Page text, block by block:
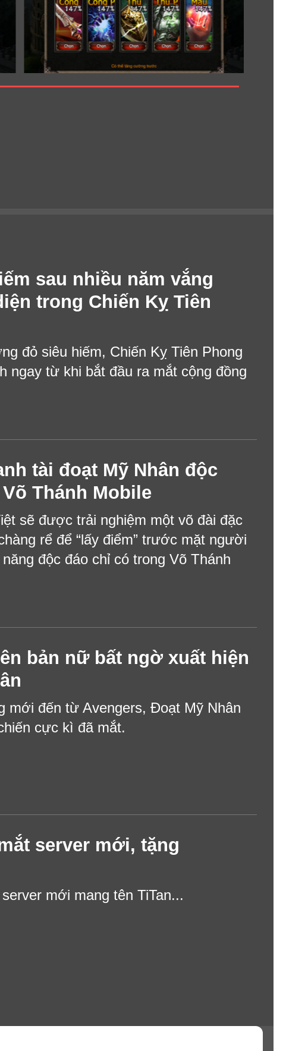
sau nhiều năm vắng
trong Chiến Kỵ Tiên
đỏ siêu hiếm, Chiến Kỵ Tiên Phong
ngay từ khi bắt đầu ra mắt cộng đồng
tài đoạt Mỹ Nhân độc
Thánh Mobile
sẽ được trải nghiệm một võ đài đặc
rể để “lấy điểm” trước mặt người
độc đáo chỉ có trong Võ Thánh
bản nữ bất ngờ xuất hiện
mới đến từ Avengers, Đoạt Mỹ Nhân
cực kì đã mắt.
server mới, tặng
mới mang tên TiTan...